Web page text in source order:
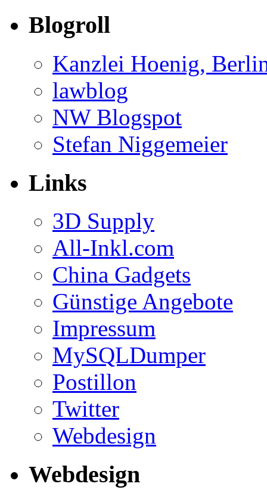
Blogroll
Kanzlei Hoenig,
lawblog
NW Blogspot
Stefan Niggemeier
Links
3D Supply
All-Inkl.com
China Gadgets
Günstige Angebote
Impressum
MySQLDumper
Postillon
Twitter
Webdesign
Webdesign